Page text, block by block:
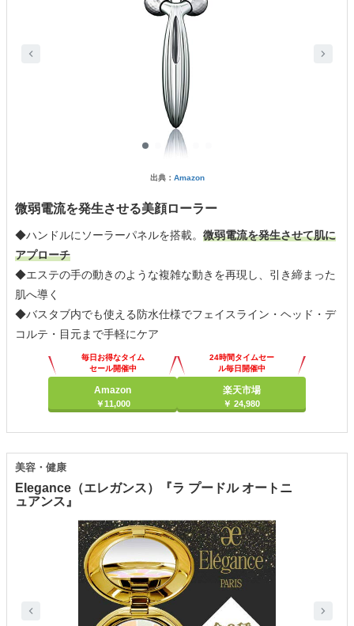
出典： Amazon
微弱電流を発生させる美顔ローラー
◆ハンドルにソーラーパネルを搭載。 微弱電流を発生させて肌に
アプローチ
◆エステの手の動きのような複雑な動きを再現し、引き締まった
肌へ導く
◆バスタブ内でも使える防水仕様でフェイスライン・ヘッド・デ
コルテ・目元まで手軽にケア
毎日お得なタイム
セール開催中
Amazon
￥11,000
24時間タイムセー
ル毎日開催中
楽天市場
￥ 24,980
Elegance（エレガンス）『ラ プードル オートニ
ュアンス』
美容・健康